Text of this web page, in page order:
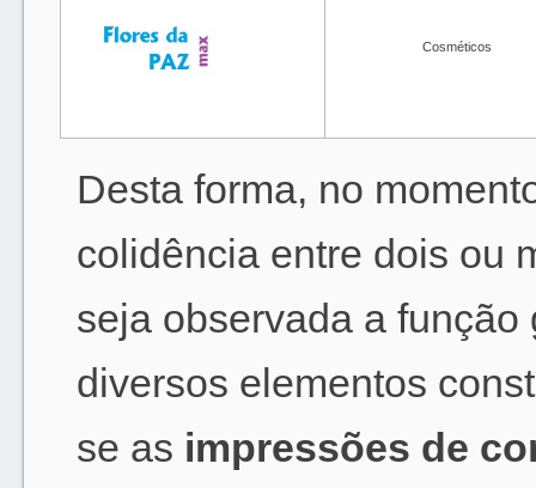
Cosméticos
Desta forma, no
colidência entre dois ou
seja observada a
diversos elementos
se as impressões de